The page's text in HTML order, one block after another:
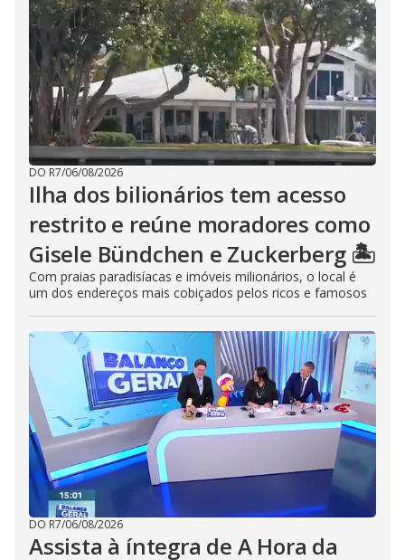
DO R7/06/08/2026
Ilha dos bilionários tem acesso
restrito e reúne moradores como
Gisele Bündchen e Zuckerberg 🏝️
Com praias paradisíacas e imóveis milionários, o local é
um dos endereços mais cobiçados pelos ricos e famosos
DO R7/06/08/2026
Assista à íntegra de A Hora da